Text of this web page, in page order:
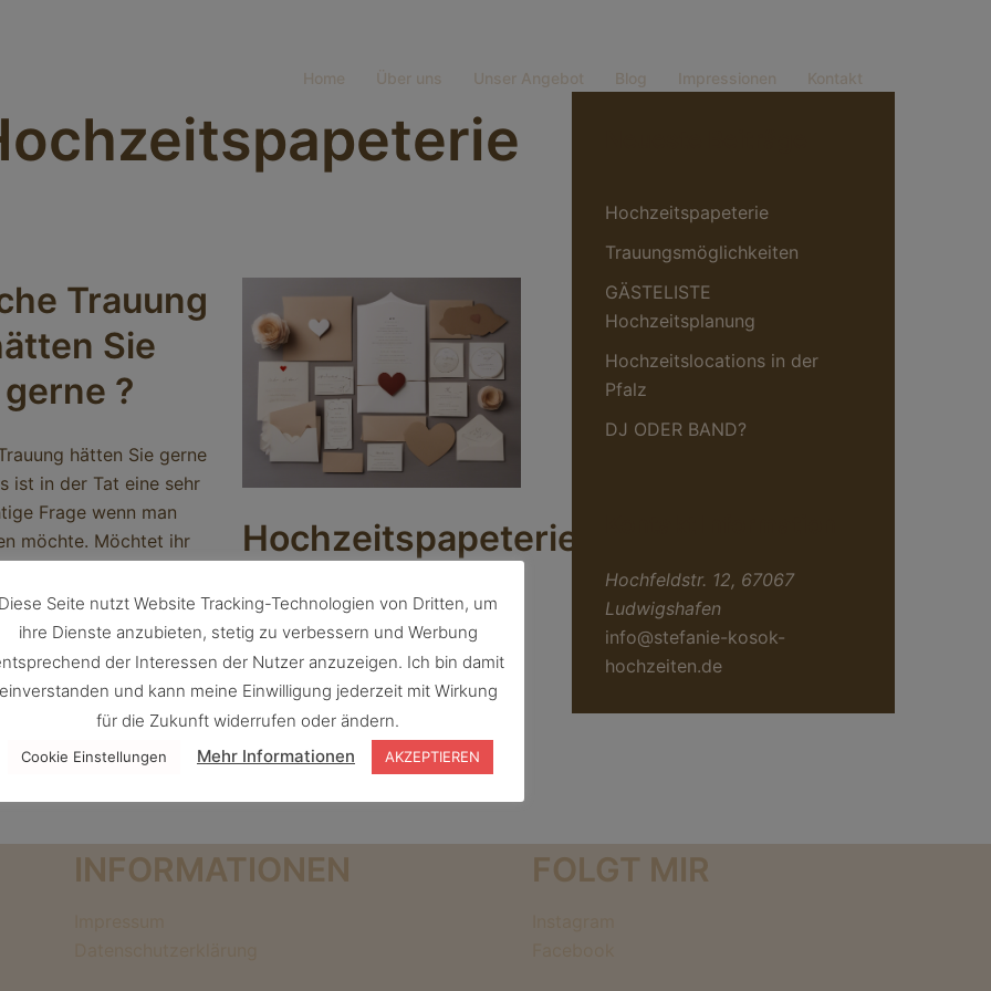
Home Über uns Unser Angebot Blog Impressionen Kontakt
Trauung
Sie
gerne ?
hätten Sie gerne
ist in der Tat eine sehr
Frage wenn man
möchte. Möchtet ihr
Weiterlesen
Hochzeitspapeterie
Was ist Hochzeitspapeterie?
Weiterlesen
Hochzeitspapeterie
Trauungsmöglichkeiten
GÄSTELISTE
Hochzeitsplanung
Hochzeitslocations in der
Pfalz
DJ ODER BAND?
Hochfeldstr. 12, 67067
Ludwigshafen
info@stefanie-kosok-
hochzeiten.de
INFORMATIONEN FOLGT MIR
Diese Seite nutzt Website Tracking-Technologien von Dritten, um
ihre Dienste anzubieten, stetig zu verbessern und Werbung
der Interessen der Nutzer anzuzeigen. Ich bin damit
einverstanden und kann meine Einwilligung jederzeit mit Wirkung
für die Zukunft widerrufen oder ändern.
Cookie Einstellungen Mehr Informationen AKZEPTIEREN